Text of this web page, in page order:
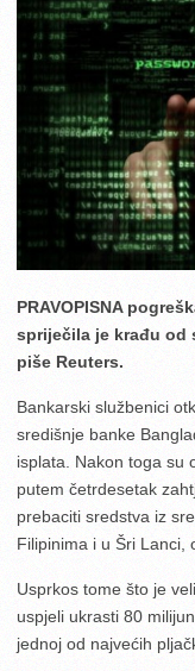
PRAVOPISNA
spriječila je krađu od
piše Reuters.
Bankarski službenici
središnje banke
isplata. Nakon toga su
putem četrdesetak
prebaciti sredstva iz
Filipinima i u Šri Lanci,
Usprkos tome što je
uspjeli ukrasti 80
jednoj od najvećih